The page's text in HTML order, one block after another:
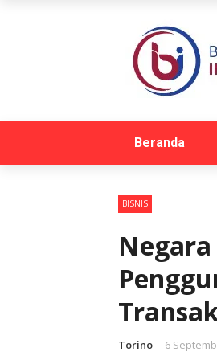
Beranda
BISNIS
Torino 6